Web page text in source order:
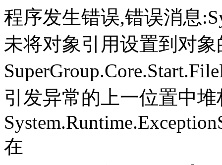
程序发生错误,错误消息
未将对象引用设置到对
引发异常的上一位置中
在